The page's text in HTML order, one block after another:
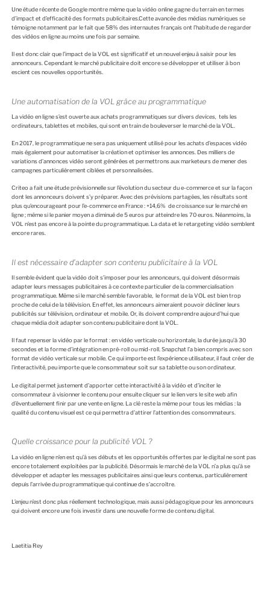
Une étude récente de Google montre même que la vidéo online gagne du terrain en termes
d’impact et d’efficacité des formats publicitaires.Cette avancée des médias numériques se
témoigne notamment par le fait que 58% des internautes français ont l’habitude de regarder
des vidéos en ligne au moins une fois par semaine.
Il est donc clair que l’impact de la VOL est significatif et un nouvel enjeu à saisir pour les
annonceurs. Cependant le marché publicitaire doit encore se développer et utiliser à bon
escient ces nouvelles opportunités.
Une automatisation de la VOL grâce au programmatique
La vidéo en ligne s’est ouverte aux achats programmatiques sur diversdevices, tels les
ordinateurs, tablettes et mobiles, qui sont en train de bouleverser le marché de la VOL.
En 2017, le programmatique ne sera pas uniquement utilisé pour les achats d’espaces vidéo
mais également pour automatiser la création et optimiser les annonces. Des milliers de
variations d’annonces vidéo seront générées et permettrons aux marketeurs de mener des
campagnes particulièrement ciblées et personnalisées.
Criteo a fait une étude prévisionnelle sur l’évolution du secteur du e-commerce et sur la façon
dont les annonceurs doivent s’y préparer. Avec des prévisions partagées, les résultats sont
plus qu’encourageant pour l’e-commerce en France : +14,6% de croissance sur le marché en
ligne ; même si le panier moyen a diminué de 5 euros pur atteindre les 70 euros. Néanmoins, la
VOL n’est pas encore à la pointe du programmatique. La data et le retargeting vidéo semblent
encore rares.
Il est nécessaire d’adapter son contenu publicitaire à la VOL
Il semble évident que la vidéo doit s’imposer pour les annonceurs, qui doivent désormais
adapter leurs messages publicitaires à ce contexte particulier de la commercialisation
programmatique. Même si le marché semble favorable, le format de la VOL est bien trop
proche de celui de la télévision. En effet, les annonceurs aimeraient pouvoir décliner leurs
publicités sur télévision, ordinateur et mobile. Or, ils doivent comprendre aujourd’hui que
chaque média doit adapter son contenu publicitaire dont la VOL.
Il faut repenser la vidéo par le format : en vidéo verticale ou horizontale, la durée jusqu’à 30
secondes et la forme d’intégration en pré-roll ou mid-roll. Snapchat l’a bien compris avec son
format de vidéo verticale sur mobile. Ce qui importe est l’expérience utilisateur, il faut créer de
l’interactivité, peu importe que le consommateur soit sur sa tablette ou son ordinateur.
Le digital permet justement d’apporter cette interactivité à la vidéo et d’inciter le
consommateur à visionner le contenu pour ensuite cliquer sur le lien vers le site web afin
d’éventuellement finir par une vente en ligne. La clé reste la même pour tous les médias : la
qualité du contenu visuel est ce qui permettra d’attirer l’attention des consommateurs.
Quelle croissance pour la publicité VOL ?
La vidéo en ligne n’en est qu’à ses débuts et les opportunités offertes par le digital ne sont pas
encore totalement exploitées par la publicité. Désormais le marché de la VOL n’a plus qu’à se
développer et adapter les messages publicitaires ainsi que leurs contenus, particulièrement
depuis l’arrivée du programmatique qui continue de s’accroître.
L’enjeu n’est donc plus réellement technologique, mais aussi pédagogique pour les annonceurs
qui doivent encore une fois investir dans une nouvelle forme de contenu digital.
Laetitia Rey